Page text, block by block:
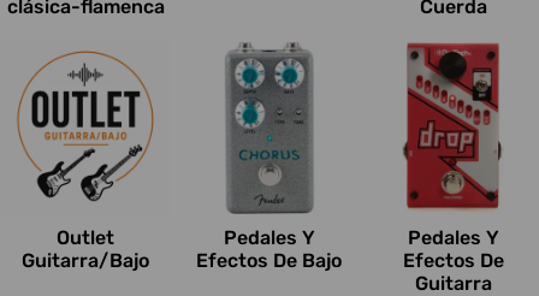
clásica-flamenca
Cuerda
Outlet
Guitarra/Bajo
Pedales Y
Efectos De Bajo
Pedales Y
Efectos De
Guitarra